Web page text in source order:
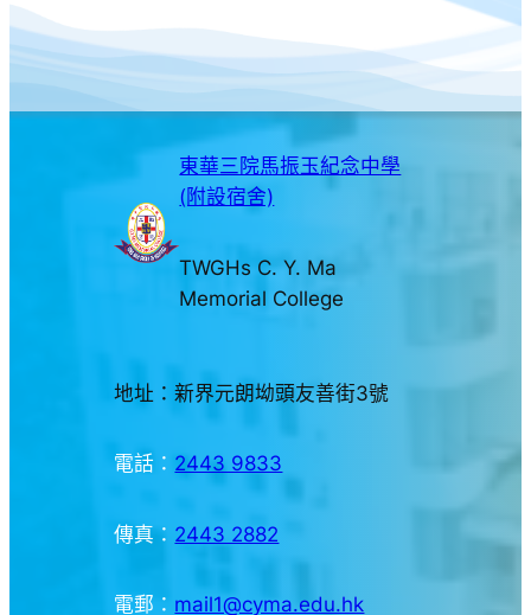
東華三院馬振玉紀念中學
(附設宿舍)
TWGHs C. Y. Ma
Memorial College
地址：新界元朗坳頭友善街3號
電話： 2443 9833
傳真： 2443 2882
電郵： mail1@cyma.edu.hk